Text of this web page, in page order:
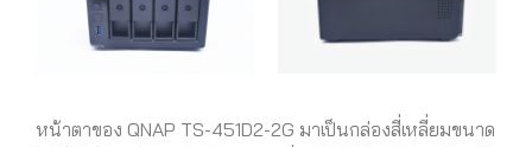
หน้าตาของ QNAP TS-451D2-2G มาเป็นกล่องสี่เหลี่ยมขนาด